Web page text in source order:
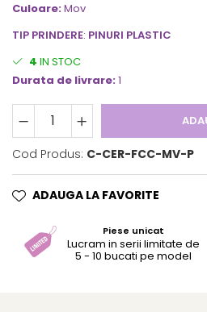
Culoare:Mov
TIP PRINDERE: PINURI PLASTIC
4 IN STOC
Durata de livrare:1
Cod Produs: C-CER-FCC-MV-P
ADAUGA LA FAVORITE
Piese unicat
Lucram in serii limitate de
5 - 10 bucati pe model